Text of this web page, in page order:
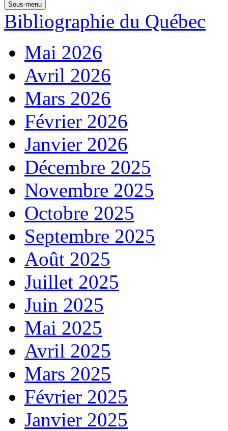
Sous-menu
Bibliographie du Québec
Mai 2026
Avril 2026
Mars 2026
Février 2026
Janvier 2026
Décembre 2025
Novembre 2025
Octobre 2025
Septembre 2025
Août 2025
Juillet 2025
Juin 2025
Mai 2025
Avril 2025
Mars 2025
Février 2025
Janvier 2025